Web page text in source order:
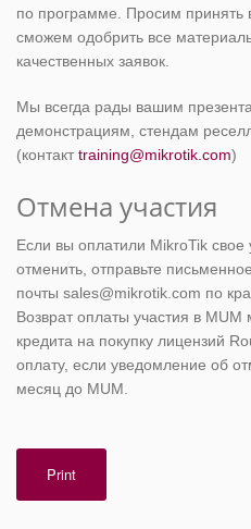
по программе. Просим принять
сможем одобрить все
качественных заявок.
Мы всегда рады вашим
демонстрациям, стендам
(контакт training@mikrotik.com)
Отмена участия
Если вы оплатили MikroTik свое
отменить, отправьте
почты sales@mikrotik.com по
Возврат оплаты участия в
кредита на покупку лицензий
оплату, если уведомление об
месяц до MUM.
Print